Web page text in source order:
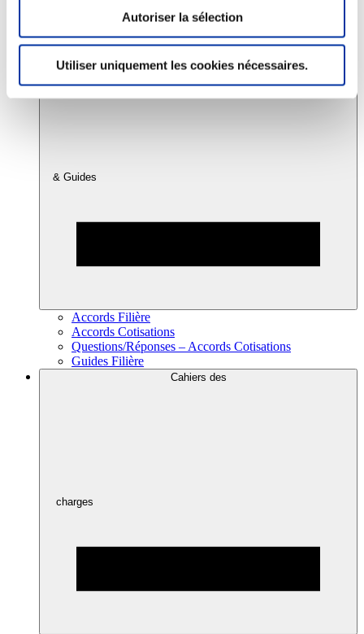
Autoriser la sélection
Utiliser uniquement les cookies nécessaires.
Info-veille scientifique
Sources d’information
& Guides
Accords Filière
Accords Cotisations
Questions/Réponses – Accords Cotisations
Guides Filière
Cahiers des
charges